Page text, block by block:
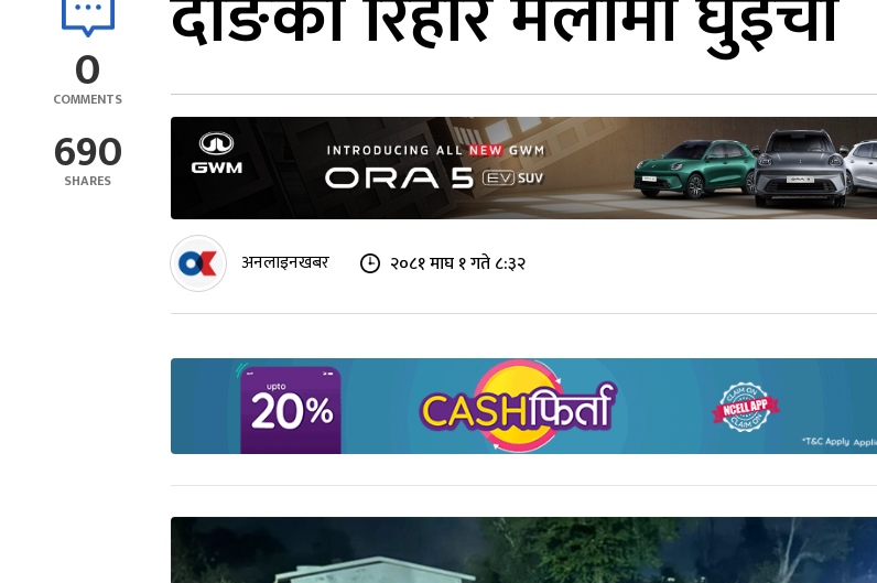
0
COMMENTS
690
SHARES
अनलाइनखबर २०८१ माघ १ गते ८:३२